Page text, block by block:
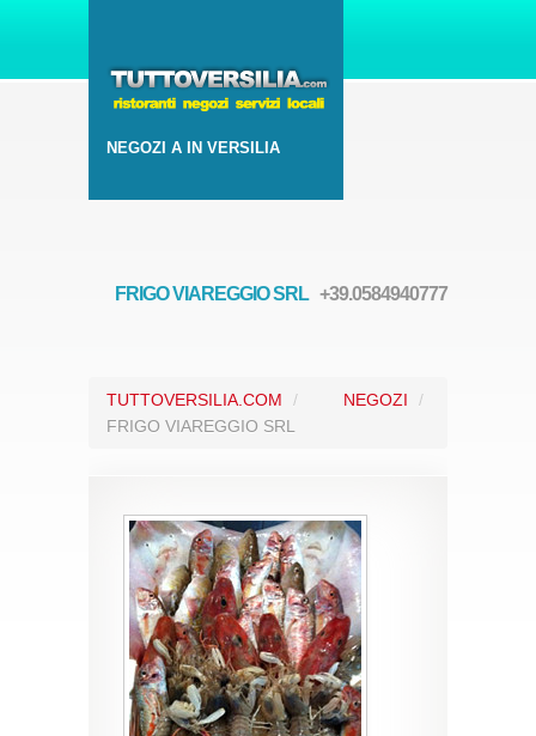
NEGOZI A IN VERSILIA
FRIGO VIAREGGIO SRL +39.0584940777
TUTTOVERSILIA.COM / NEGOZI
/
FRIGO VIAREGGIO SRL